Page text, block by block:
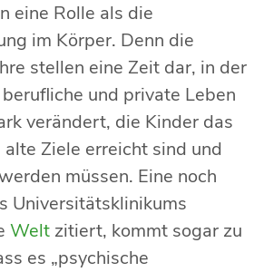
eine Rolle als die
im Körper. Denn die
stellen eine Zeit dar, in der
und private Leben
verändert, die Kinder das
alte Ziele erreicht sind und
müssen. Eine noch
Universitätsklinikums
Welt zitiert, kommt sogar zu
es „psychische